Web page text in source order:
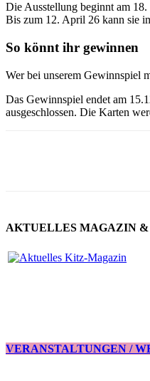
Die Ausstellung beginnt am
Bis zum 12. April 26 kann sie
So könnt ihr gewinnen
Wer bei unserem Gewinnspiel
Das Gewinnspiel endet am
ausgeschlossen. Die Karten
AKTUELLES MAGAZIN &
VERANSTALTUNGEN /